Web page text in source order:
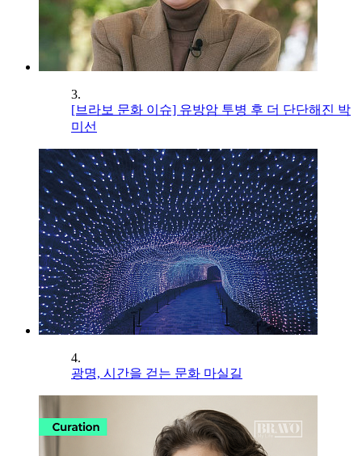
3.
[브라보 문화 이슈] 유방암 투병 후 더 단단해진 박
미선
4.
광명, 시간을 걷는 문화 마실길